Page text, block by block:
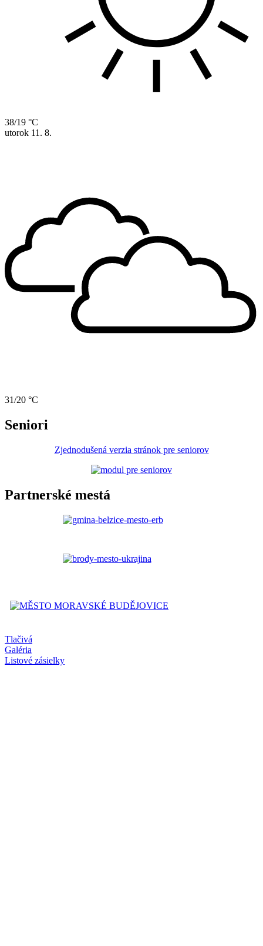
38/19 °C
utorok 11. 8.
31/20 °C
Seniori
Zjednodušená verzia stránok pre seniorov
Partnerské mestá
Tlačivá
Galéria
Listové zásielky